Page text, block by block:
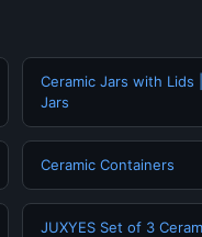
Ceramic Jars with Lids
Jars
Ceramic Containers
JUXYES Set of 3